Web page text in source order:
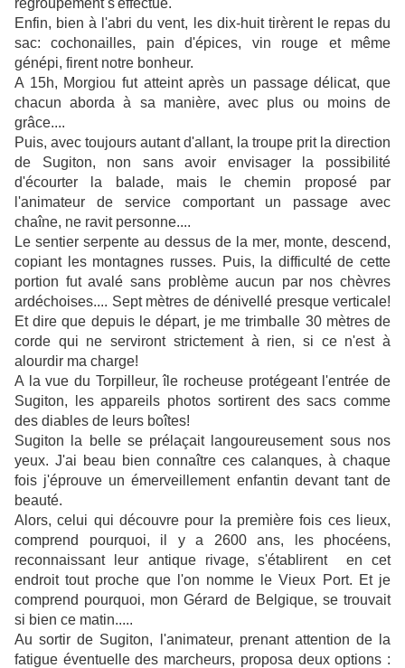
regroupement s'effectue.
Enfin, bien à l'abri du vent, les dix-huit tirèrent le repas du
sac: cochonailles, pain d'épices, vin rouge et même
génépi, firent notre bonheur.
A 15h, Morgiou fut atteint après un passage délicat, que
chacun aborda à sa manière, avec plus ou moins de
grâce....
Puis, avec toujours autant d'allant, la troupe prit la direction
de Sugiton, non sans avoir envisager la possibilité
d'écourter la balade, mais le chemin proposé par
l'animateur de service comportant un passage avec
chaîne, ne ravit personne....
Le sentier serpente au dessus de la mer, monte, descend,
copiant les montagnes russes. Puis, la difficulté de cette
portion fut avalé sans problème aucun par nos chèvres
ardéchoises.... Sept mètres de dénivellé presque verticale!
Et dire que depuis le départ, je me trimballe 30 mètres de
corde qui ne serviront strictement à rien, si ce n'est à
alourdir ma charge!
A la vue du Torpilleur, île rocheuse protégeant l'entrée de
Sugiton, les appareils photos sortirent des sacs comme
des diables de leurs boîtes!
Sugiton la belle se prélaçait langoureusement sous nos
yeux. J'ai beau bien connaître ces calanques, à chaque
fois j'éprouve un émerveillement enfantin devant tant de
beauté.
Alors, celui qui découvre pour la première fois ces lieux,
comprend pourquoi, il y a 2600 ans, les phocéens,
reconnaissant leur antique rivage, s'établirent en cet
endroit tout proche que l'on nomme le Vieux Port. Et je
comprend pourquoi, mon Gérard de Belgique, se trouvait
si bien ce matin.....
Au sortir de Sugiton, l'animateur, prenant attention de la
fatigue éventuelle des marcheurs, proposa deux options :